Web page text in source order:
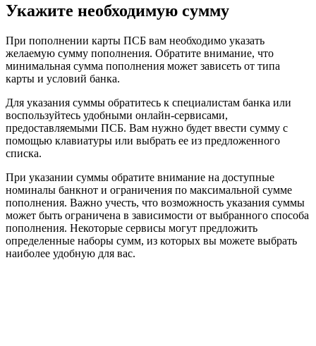
Укажите необходимую сумму
При пополнении карты ПСБ вам необходимо указать
желаемую сумму пополнения. Обратите внимание, что
минимальная сумма пополнения может зависеть от типа
карты и условий банка.
Для указания суммы обратитесь к специалистам банка или
воспользуйтесь удобными онлайн-сервисами,
предоставляемыми ПСБ. Вам нужно будет ввести сумму с
помощью клавиатуры или выбрать ее из предложенного
списка.
При указании суммы обратите внимание на доступные
номиналы банкнот и ограничения по максимальной сумме
пополнения. Важно учесть, что возможность указания суммы
может быть ограничена в зависимости от выбранного способа
пополнения. Некоторые сервисы могут предложить
определенные наборы сумм, из которых вы можете выбрать
наиболее удобную для вас.